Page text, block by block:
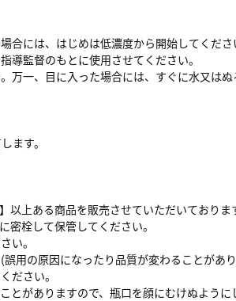
合には、はじめは低濃度から開始してくださ
導監督のもとに使用させてください。
万一、目に入った場合には、すぐに水又は
ます。
以上ある商品を販売させていただいており
栓して保管してください。
い。
用の原因になったり品質が変わることがあ
ださい。
とがありますので、瓶口を顔にむけぬよう